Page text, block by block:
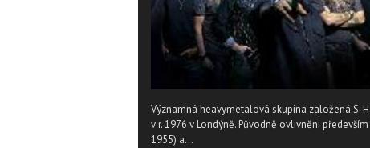
Významná heavymetalová skupina založená S.
v r. 1976 v Londýně. Původně ovlivněni
1955) a...